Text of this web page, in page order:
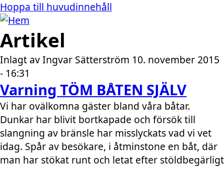
Hoppa till huvudinnehåll
Artikel
Inlagt avIngvar Sätterström 10. november 2015
- 16:31
Varning TÖM BÅTEN SJÄLV
Vi har ovälkomna gäster bland våra båtar.
Dunkar har blivit bortkapade och försök till
slangning av bränsle har misslyckats vad vi vet
idag. Spår av besökare, i åtminstone en båt, där
man har stökat runt och letat efter stöldbegärligt